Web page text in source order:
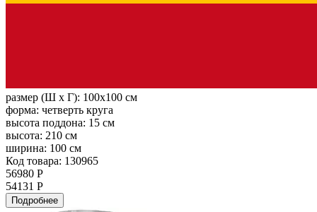
размер (Ш х Г): 100x100 см
форма: четверть круга
высота поддона: 15 см
высота: 210 см
ширина: 100 см
Код товара: 130965
56980 Р
54131 Р
Подробнее